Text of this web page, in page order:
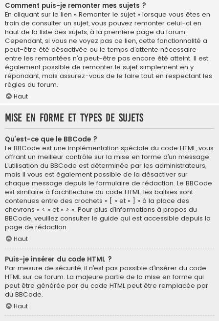
Comment puis-je remonter mes sujets ?
En cliquant sur le lien « Remonter le sujet » lorsque vous êtes en
train de consulter un sujet, vous pouvez remonter celui-ci en
haut de la liste des sujets, à la première page du forum.
Cependant, si vous ne voyez pas ce lien, cette fonctionnalité a
peut-être été désactivée ou le temps d’attente nécessaire
entre les remontées n’a peut-être pas encore été atteint. Il est
également possible de remonter le sujet simplement en y
répondant, mais assurez-vous de le faire tout en respectant les
règles du forum.
Haut
Mise en forme et types de sujets
Qu’est-ce que le BBCode ?
Le BBCode est une implémentation spéciale du code HTML, vous
offrant un meilleur contrôle sur la mise en forme d’un message.
L’utilisation du BBCode est déterminée par les administrateurs,
mais il vous est également possible de la désactiver sur
chaque message depuis le formulaire de rédaction. Le BBCode
est similaire à l’architecture du code HTML, les balises sont
contenues entre des crochets « [ » et « ] » à la place des
chevrons « < » et « > ». Pour plus d’informations à propos du
BBCode, veuillez consulter le guide qui est accessible depuis la
page de rédaction.
Haut
Puis-je insérer du code HTML ?
Par mesure de sécurité, il n’est pas possible d’insérer du code
HTML sur ce forum. La majeure partie de la mise en forme qui
peut être générée par du code HTML peut être remplacée par
du BBCode.
Haut